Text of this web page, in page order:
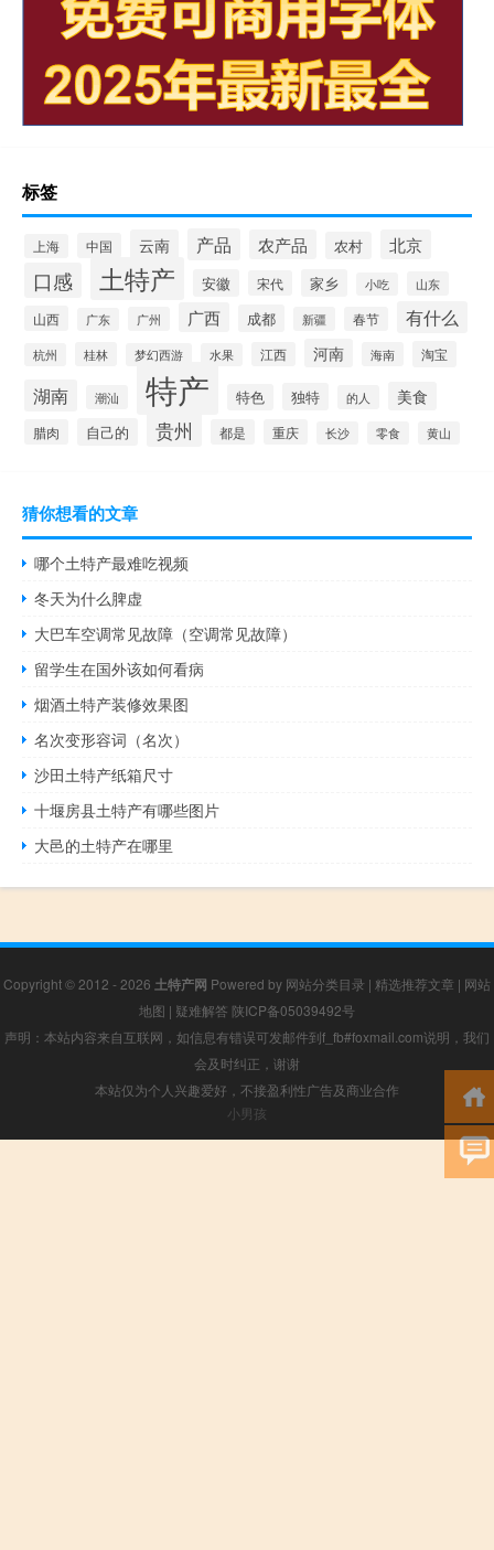
标签
上海 中国 云南 产品 农产品 农村 北京
口感 土特产 安徽 宋代 家乡 小吃 山东
山西 广东 广州 广西 成都 新疆 春节 有什么
杭州 桂林 梦幻西游 水果 江西 河南 海南 淘宝
湖南 潮汕 特产 特色 独特 的人 美食
腊肉 自己的 贵州 都是 重庆 长沙 零食 黄山
猜你想看的文章
哪个土特产最难吃视频
冬天为什么脾虚
大巴车空调常见故障（空调常见故障）
留学生在国外该如何看病
烟酒土特产装修效果图
名次变形容词（名次）
沙田土特产纸箱尺寸
十堰房县土特产有哪些图片
大邑的土特产在哪里
Copyright © 2012 - 2026 土特产网 Powered by 网站分类目录 | 精选推荐文章 | 网站
地图 | 疑难解答 陕ICP备05039492号
声明：本站内容来自互联网，如信息有错误可发邮件到f_fb#foxmail.com说明，我们
会及时纠正，谢谢
本站仅为个人兴趣爱好，不接盈利性广告及商业合作
小男孩